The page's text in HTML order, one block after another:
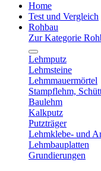
Home
Test und Vergleich
Rohbau
Zur Kategorie
Lehmputz
Lehmsteine
Lehmmauermörtel
Stampflehm,
Baulehm
Kalkputz
Putzträger
Lehmklebe- und
Lehmbauplatten
Grundierungen